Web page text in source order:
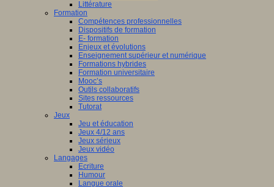
Littérature
Formation
Compétences professionnelles
Dispositifs de formation
E- formation
Enjeux et évolutions
Enseignement supérieur et numérique
Formations hybrides
Formation universitaire
Mooc’s
Outils collaboratifs
Sites ressources
Tutorat
Jeux
Jeu et éducation
Jeux 4/12 ans
Jeux sérieux
Jeux vidéo
Langages
Ecriture
Humour
Langue orale